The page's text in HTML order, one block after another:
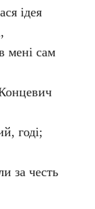
ідея
мені сам
годі;
за честь